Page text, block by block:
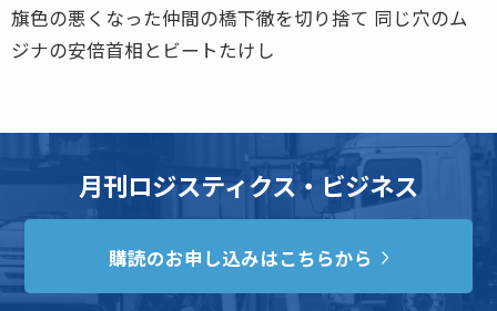
旗色の悪くなった仲間の橋下徹を切り捨て 同じ穴のム
ジナの安倍首相とビートたけし
月刊ロジスティクス・ビジネス
購読のお申し込みはこちらから